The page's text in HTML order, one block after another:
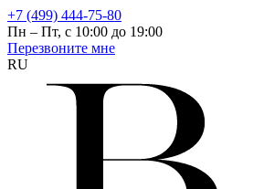
+7 (499) 444-75-80
Пн – Пт, с 10:00 до 19:00
Перезвоните мне
RU